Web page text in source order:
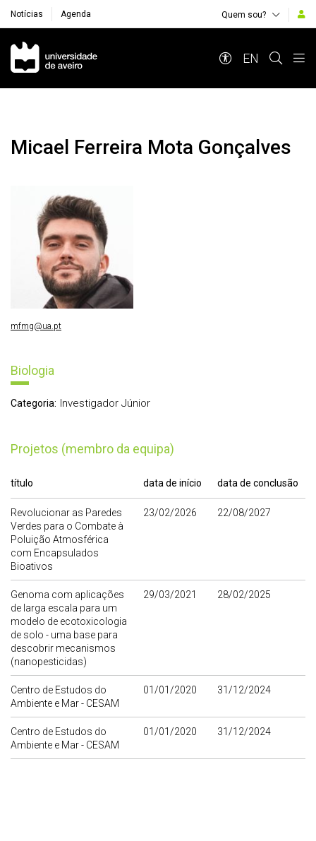
Notícias Agenda Quem sou?
Navegação Principal
EN
Micael Ferreira Mota Gonçalves
Biologia
Categoria: Investigador Júnior
Projetos (membro da equipa)
título data de início data de conclusão
Revolucionar as Paredes
Verdes para o Combate à
Poluição Atmosférica
com Encapsulados
Bioativos
23/02/2026 22/08/2027
Genoma com aplicações
de larga escala para um
modelo de ecotoxicologia
de solo - uma base para
descobrir mecanismos
(nanopesticidas)
29/03/2021 28/02/2025
Centro de Estudos do
Ambiente e Mar - CESAM
01/01/2020 31/12/2024
Centro de Estudos do
Ambiente e Mar - CESAM
01/01/2020 31/12/2024
mfmg@ua.pt